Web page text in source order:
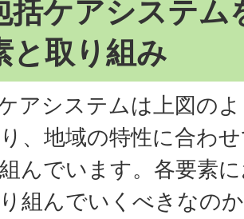
括ケアシステム
と取り組み
アシステムは上図の
、地域の特性に合わ
んでいます。各要素
組んでいくべきなの